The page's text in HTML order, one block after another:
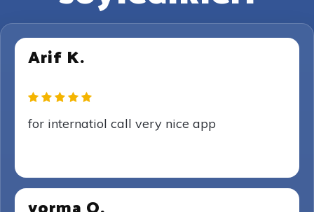
Arif K.
for internatiol call very nice app